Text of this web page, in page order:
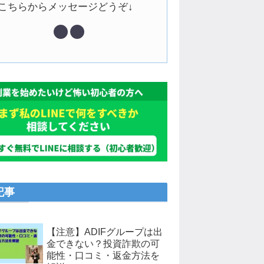
ちらからメッセージどうぞ↓
事
【注意】ADIFグループは出
金できない？投資詐欺の可
能性・口コミ・返金方法を